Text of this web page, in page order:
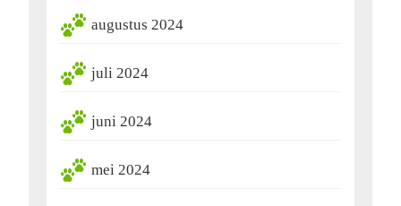
augustus 2024
juli 2024
juni 2024
mei 2024